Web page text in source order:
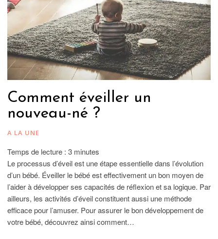
Comment éveiller un
nouveau-né ?
A LA UNE
Temps de lecture : 3 minutes
Le processus d’éveil est une étape essentielle dans l’évolution
d’un bébé. Éveiller le bébé est effectivement un bon moyen de
l’aider à développer ses capacités de réflexion et sa logique. Par
ailleurs, les activités d’éveil constituent aussi une méthode
efficace pour l’amuser. Pour assurer le bon développement de
votre bébé, découvrez ainsi comment…